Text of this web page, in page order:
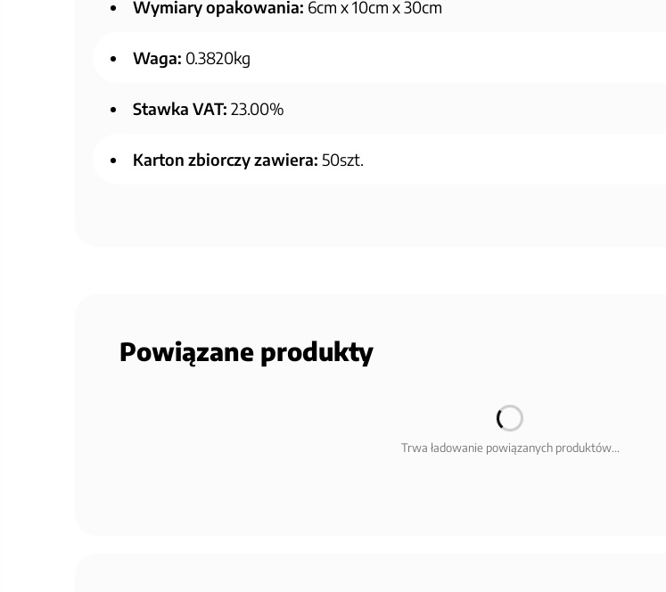
Wymiary opakowania: 6cm x 10cm x 30cm
Waga: 0.3820kg
Stawka VAT: 23.00%
Karton zbiorczy zawiera: 50szt.
Powiązane produkty
Trwa ładowanie powiązanych produktów...